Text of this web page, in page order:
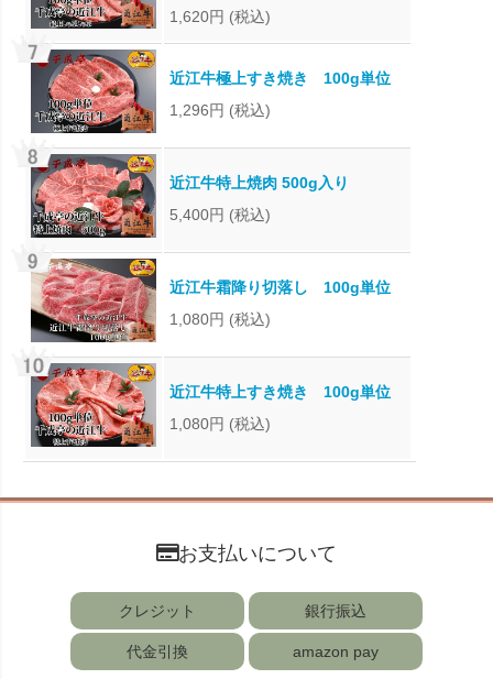
1,620円 (税込)
近江牛極上すき焼き 100g単位
1,296円 (税込)
近江牛特上焼肉 500g入り
5,400円 (税込)
近江牛霜降り切落し 100g単位
1,080円 (税込)
近江牛特上すき焼き 100g単位
1,080円 (税込)
お支払いについて
クレジット 銀行振込
代金引換 amazon pay